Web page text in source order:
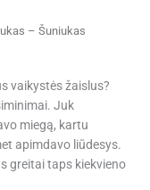
– Šuniukas
vaikystės žaislus?
Juk
miegą, kartu
apimdavo liūdesys.
greitai taps kiekvieno